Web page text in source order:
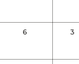
6 3